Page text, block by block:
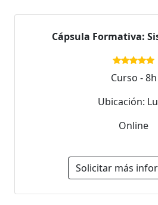
Cápsula Formativa:
Curso - 8h
Ubicación:
Online
Solicitar más